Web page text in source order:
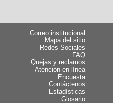
Correo institucional
Mapa del sitio
Redes Sociales
FAQ
Quejas y reclamos
Atención en línea
Encuesta
Contáctenos
Estadísticas
Glosario